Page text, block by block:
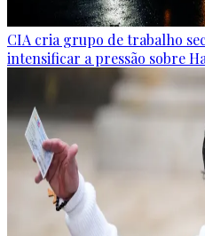
CIA cria grupo de trabalho
intensificar a pressão sobre